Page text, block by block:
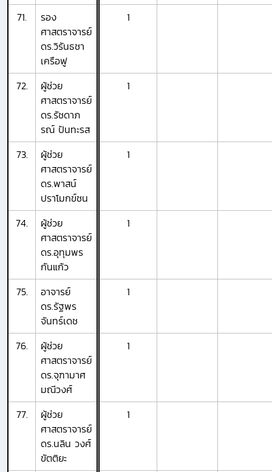
71.
รอง
ศาสตราจารย์
ดร.วิรันธชา
เครือฟู
1
72.
ผู้ช่วย
ศาสตราจารย์
ดร.รัชดาภ
รณ์ ปันทะรส
1
73.
ผู้ช่วย
ศาสตราจารย์
ดร.พาสน์
ปราโมกข์ชน
1
74.
ผู้ช่วย
ศาสตราจารย์
ดร.อุทุมพร
กันแก้ว
1
75.
อาจารย์
ดร.รัฐพร
จันทร์เดช
1
76.
ผู้ช่วย
ศาสตราจารย์
ดร.จุฑามาศ
มณีวงศ์
1
77.
ผู้ช่วย
ศาสตราจารย์
ดร.นลิน วงศ์
ขัตติยะ
1